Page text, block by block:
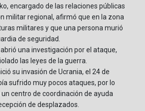
encargado de las relaciones públicas
militar regional, afirmó que en la zona
militares y que una persona murió
de seguridad.
una investigación por el ataque,
las leyes de la guerra.
su invasión de Ucrania, el 24 de
sufrido muy pocos ataques, por lo
centro de coordinación de ayuda
de desplazados.